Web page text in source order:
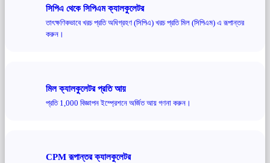
সিপিএ থেকে সিপিএম ক্যালকুলেটর
তাৎক্ষণিকভাবে খরচ প্রতি অধিগ্রহণ (সিপিএ) খরচ প্রতি মিল (সিপিএম) এ রূপান্তর
করুন।
মিল ক্যালকুলেটর প্রতি আয়
প্রতি 1,000 বিজ্ঞাপন ইম্প্রেশনে অর্জিত আয় গণনা করুন।
CPM রূপান্তর ক্যালকুলেটর